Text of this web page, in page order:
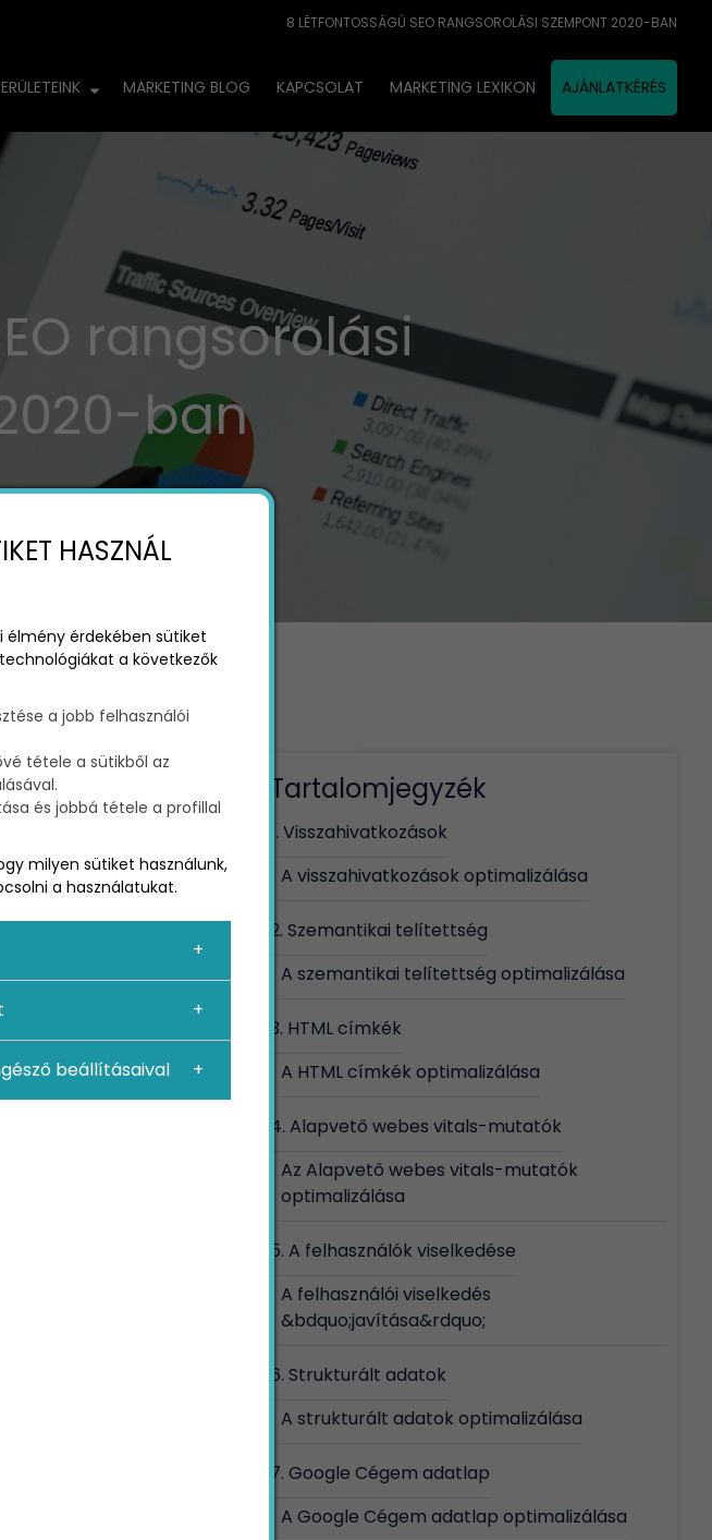
8 LÉTFONTOSSÁGÚ SEO RANGSOROLÁSI SZEMPONT 2020-BAN
MARKETING BLOG KAPCSOLAT MARKETING LEXIKON AJÁNLATKÉRÉS
rangsorolási
ban
rangsorolja a
(legalább is a
mint a többi.
érdemes
időd, kapacitásod
Tartalomjegyzék
1. Visszahivatkozások
A visszahivatkozások optimalizálása
2. Szemantikai telítettség
A szemantikai telítettség optimalizálása
3. HTML címkék
A HTML címkék optimalizálása
4. Alapvető webes vitals-mutatók
Az Alapvető webes vitals-mutatók
optimalizálása
5. A felhasználók viselkedése
A felhasználói viselkedés
&bdquo;javítása&rdquo;
6. Strukturált adatok
A strukturált adatok optimalizálása
7. Google Cégem adatlap
A Google Cégem adatlap optimalizálása
HASZNÁL
élmény érdekében sütiket
a következők
a jobb felhasználói
tétele a sütikből az
és jobbá tétele a profillal
milyen sütiket használunk,
a használatukat.
beállításaival